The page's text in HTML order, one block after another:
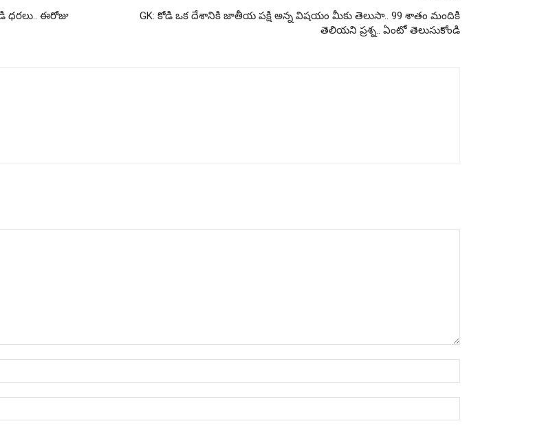
ధరలు.. ఈరోజు
GK: కోడి ఒక దేశానికి జాతీయ పక్షి అన్న విషయం మీకు తెలుసా.. 99 శాతం మందికి
తెలియని ప్రశ్న.. ఏంటో తెలుసుకోండి